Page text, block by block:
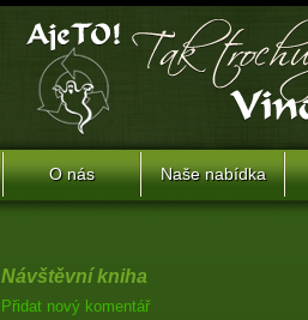
O nás Naše nabídka
Návštěvní kniha
Přidat nový komentář